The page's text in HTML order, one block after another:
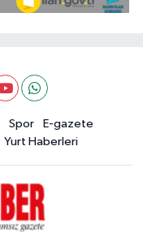
Spor
E-gazete
Yurt Haberleri